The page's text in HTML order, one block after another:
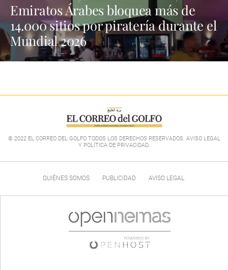
Emiratos Árabes bloquea más de
14.000 sitios por piratería durante el
Mundial 2026
© 2022 EL CORREO DEL GOLFO TODOS LOS DERECHOS RESERVADOS. AVISO LEGAL
Y POLÍTICA DE PRIVACIDAD.
QUIÉNES SOMOS PUBLICIDAD AVISO LEGAL